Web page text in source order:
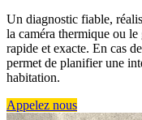
Un diagnostic fiable,
la caméra thermique ou
rapide et exacte. En cas
permet de planifier une
habitation.
Appelez nous